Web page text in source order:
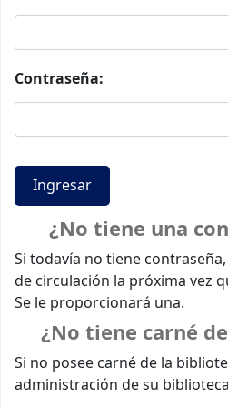
Contraseña:
¿No tiene una
Si todavía no tiene
de circulación la próxima vez
Se le proporcionará una.
¿No tiene carné
Si no posee carné de la
administración de su